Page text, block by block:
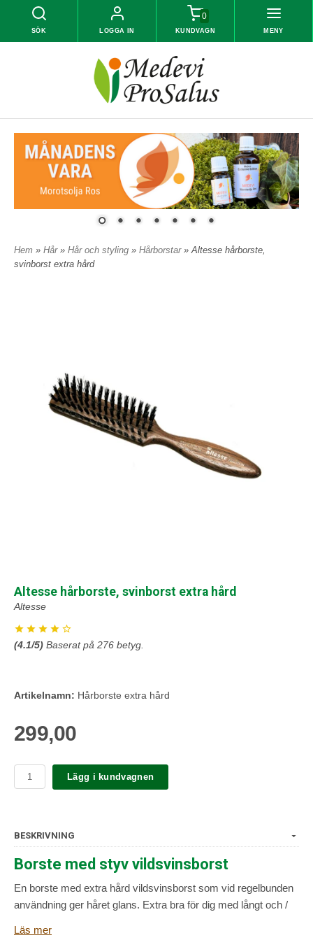
SÖK LOGGA IN
0
KUNDVAGN MENY
Hem » Hår » Hår och styling » Hårborstar » Altesse hårborste,
svinborst extra hård
Altesse hårborste, svinborst extra hård
Altesse
(4.1/5) Baserat på 276 betyg.
Artikelnamn: Hårborste extra hård
299,00
Lägg i kundvagnen
BESKRIVNING
Borste med styv vildsvinsborst
En borste med extra hård vildsvinsborst som vid regelbunden
användning ger håret glans. Extra bra för dig med långt och /
Läs mer